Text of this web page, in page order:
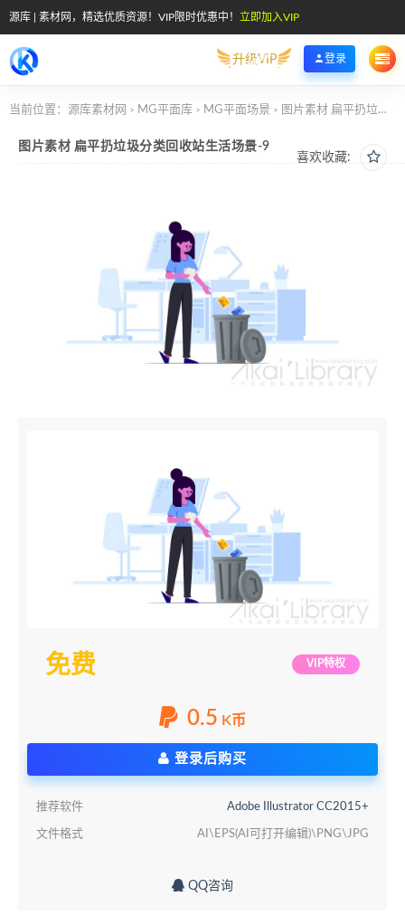
源库 | 素材网，精选优质资源！VIP限时优惠中！ 立即加入VIP
升级VIP 登录
当前位置： 源库素材网 > MG平面库 > MG平面场景 > 图片素材 扁平扔垃圾分类回收站生活场景-9
喜欢收藏:
图片素材 扁平扔垃圾分类回收站生活场景-9
免费 VIP特权
0.5 K币
登录后购买
推荐软件 Adobe Illustrator CC2015+
文件格式 AI\EPS(AI可打开编辑)\PNG\JPG
QQ咨询